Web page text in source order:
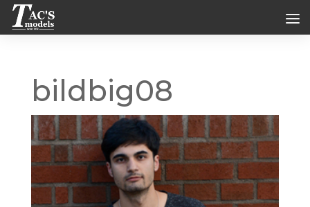
bildbig08